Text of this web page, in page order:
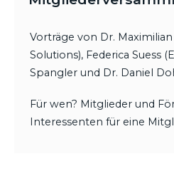
Vorträge von Dr.
Solutions), Federica Suess
Spangler und Dr. Daniel
Für wen? Mitglieder und
Interessenten für eine